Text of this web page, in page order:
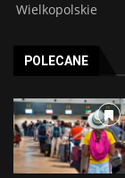
Wielkopolskie
POLECANE